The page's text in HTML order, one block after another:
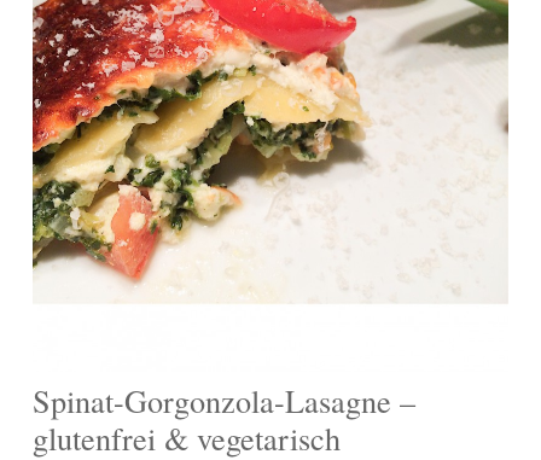
Spinat-Gorgonzola-Lasagne –
glutenfrei & vegetarisch